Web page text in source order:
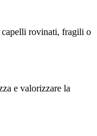
capelli rovinati, fragili o
e valorizzare la